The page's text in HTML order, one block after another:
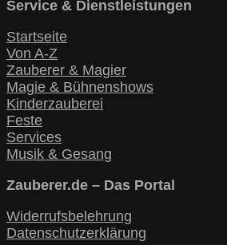
Service & Dienstleistungen
Startseite
Von A-Z
Zauberer & Magier
Magie & Bühnenshows
Kinderzauberei
Feste
Services
Musik & Gesang
Zauberer.de – Das Portal
Widerrufsbelehrung
Datenschutzerklärung